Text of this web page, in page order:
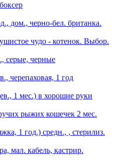
дом., черно-бел. британка.
чудо - котенок. Выбор.
серые, черные
черепаховая, 1 год
1 мес.) в хорошие руки
рыжих кошечек 2 мес.
1 год.) средн., , стерилиз.
мал. кабель, кастрир.